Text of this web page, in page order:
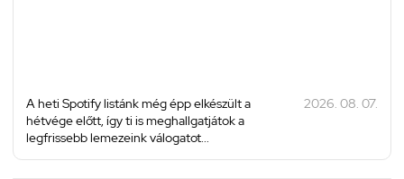
A heti Spotify listánk még épp elkészült a
hétvége előtt, így ti is meghallgatjátok a
legfrissebb lemezeink válogatot...
2026. 08. 07.